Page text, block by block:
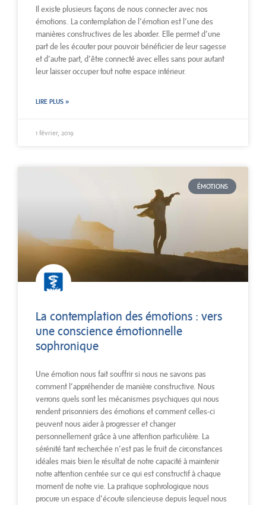
Il existe plusieurs façons de nous connecter avec nos
émotions. La contemplation de l’émotion est l’une des
manières constructives de les aborder. Elle permet d’une
part de les écouter pour pouvoir bénéficier de leur sagesse
et d’autre part, d’être connecté avec elles sans pour autant
leur laisser occuper tout notre espace intérieur.
LIRE PLUS »
1 février, 2019
ÉMOTIONS
La contemplation des émotions : vers
une conscience émotionnelle
sophronique
Une émotion nous fait souffrir si nous ne savons pas
comment l’appréhender de manière constructive. Nous
verrons quels sont les mécanismes psychiques qui nous
rendent prisonniers des émotions et comment celles-ci
peuvent nous aider à progresser et changer
personnellement grâce à une attention particulière. La
sérénité tant recherchée n’est pas le fruit de circonstances
idéales mais bien le résultat de notre capacité à maintenir
notre attention centrée sur ce qui est constructif à chaque
moment de notre vie. La pratique sophrologique nous
procure un espace d’écoute silencieuse depuis lequel nous